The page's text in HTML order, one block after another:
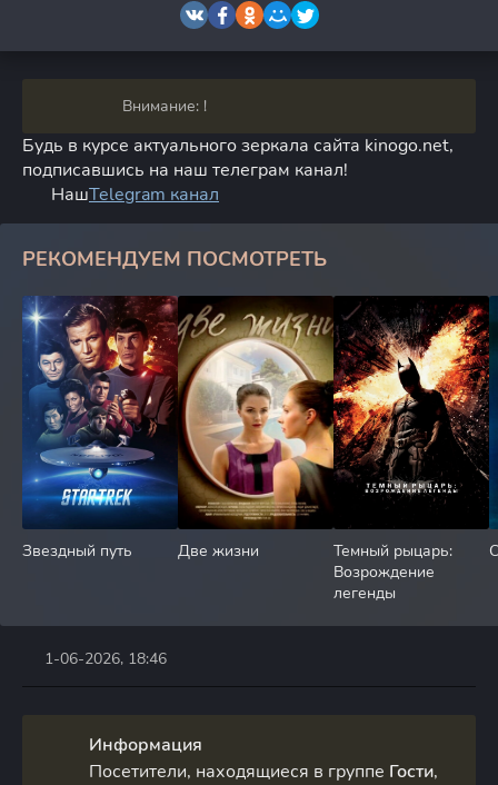
Внимание: !
Будь в курсе актуального зеркала сайта kinogo.net,
подписавшись на наш телеграм канал!
НашTelegram канал
РЕКОМЕНДУЕМ ПОСМОТРЕТЬ
Звездный путь Две жизни
Темный рыцарь:
Возрождение
легенды
1-06-2026, 18:46
Информация
Посетители, находящиеся в группе Гости,